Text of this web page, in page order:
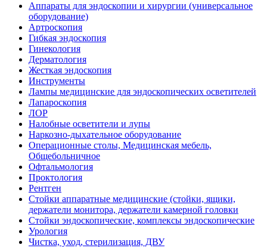
Аппараты для эндоскопии и хирургии (универсальное
оборудование)
Артроскопия
Гибкая эндоскопия
Гинекология
Дерматология
Жесткая эндоскопия
Инструменты
Лампы медицинские для эндоскопических осветителей
Лапароскопия
ЛОР
Налобные осветители и лупы
Наркозно-дыхательное оборудование
Операционные столы, Медицинская мебель,
Общебольничное
Офтальмология
Проктология
Рентген
Стойки аппаратные медицинские (стойки, ящики,
держатели монитора, держатели камерной головки
Стойки эндоскопические, комплексы эндоскопические
Урология
Чистка, уход, стерилизация, ДВУ